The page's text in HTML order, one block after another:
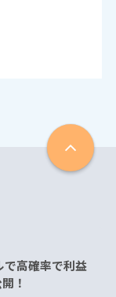
で高確率で利益
！